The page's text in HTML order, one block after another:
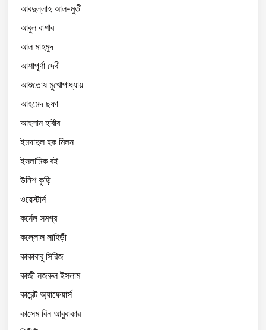
আবদুল্লাহ আল-মুতী
আবুল বাশার
আল মাহমুদ
আশাপূর্ণা দেবী
আশুতোষ মুখোপাধ্যায়
আহমেদ ছফা
আহসান হাবীব
ইমদাদুল হক মিলন
ইসলামিক বই
উনিশ কুড়ি
ওয়েস্টার্ন
কর্নেল সমগ্র
কল্লোল লাহিড়ী
কাকাবাবু সিরিজ
কাজী নজরুল ইসলাম
কারেন্ট অ্যাফেয়ার্স
কাসেম বিন আবুবাকার